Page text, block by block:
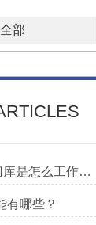
部
加工中心圆盘式刀库是怎么工作的？
有哪些？